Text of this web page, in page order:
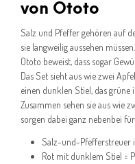
von Ototo
Salz und Pfeffer gehören auf
sie langweilig aussehen
Ototo beweist, dass sogar
Das Set sieht aus wie zwei
einen dunklen Stiel, das grüne
Zusammen sehen sie aus wie
sorgen dabei ganz nebenbei
Salz-und-Pfefferstreuer
Rot mit dunklem Stiel =